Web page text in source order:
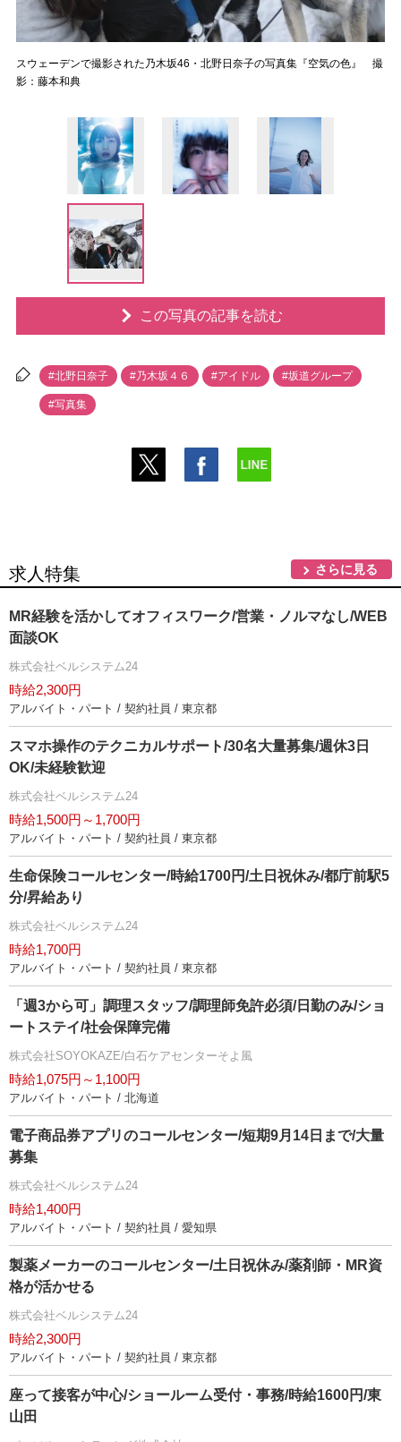
スウェーデンで撮影された乃木坂46・北野日奈子の写真集『空気の色』 撮
影：藤本和典
この写真の記事を読む
#北野日奈子 #乃木坂４６ #アイドル #坂道グループ
#写真集
求人特集 さらに見る
MR経験を活かしてオフィスワーク/営業・ノルマなし/WEB
面談OK
株式会社ベルシステム24
時給2,300円
アルバイト・パート / 契約社員 / 東京都
スマホ操作のテクニカルサポート/30名大量募集/週休3日
OK/未経験歓迎
株式会社ベルシステム24
時給1,500円～1,700円
アルバイト・パート / 契約社員 / 東京都
生命保険コールセンター/時給1700円/土日祝休み/都庁前駅5
分/昇給あり
株式会社ベルシステム24
時給1,700円
アルバイト・パート / 契約社員 / 東京都
「週3から可」調理スタッフ/調理師免許必須/日勤のみ/ショ
ートステイ/社会保障完備
株式会社SOYOKAZE/白石ケアセンターそよ風
時給1,075円～1,100円
アルバイト・パート / 北海道
電子商品券アプリのコールセンター/短期9月14日まで/大量
募集
株式会社ベルシステム24
時給1,400円
アルバイト・パート / 契約社員 / 愛知県
製薬メーカーのコールセンター/土日祝休み/薬剤師・MR資
格が活かせる
株式会社ベルシステム24
時給2,300円
アルバイト・パート / 契約社員 / 東京都
座って接客が中心/ショールーム受付・事務/時給1600円/東
山田